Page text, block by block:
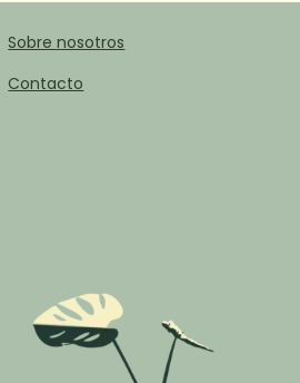
Sobre nosotros
Contacto